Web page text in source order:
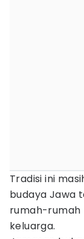
Tradisi ini
budaya Jawa
rumah-rumah
keluarga.